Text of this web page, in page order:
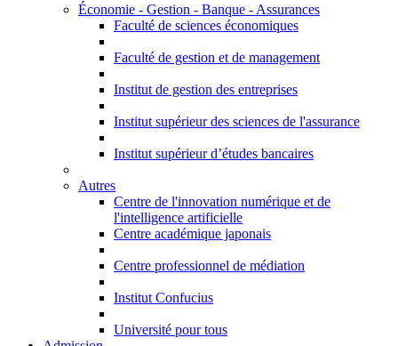
Économie - Gestion - Banque - Assurances
Faculté de sciences économiques
Faculté de gestion et de management
Institut de gestion des entreprises
Institut supérieur des sciences de l'assurance
Institut supérieur d’études bancaires
Autres
Centre de l'innovation numérique et de
l'intelligence artificielle
Centre académique japonais
Centre professionnel de médiation
Institut Confucius
Université pour tous